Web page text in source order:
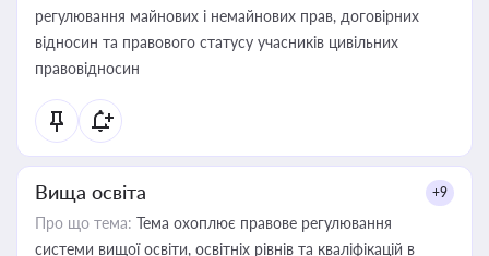
регулювання майнових і немайнових прав, договірних
відносин та правового статусу учасників цивільних
правовідносин
Вища освіта +9
Про що тема: Тема охоплює правове регулювання
системи вищої освіти, освітніх рівнів та кваліфікацій в